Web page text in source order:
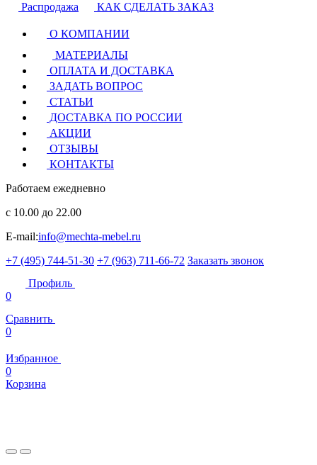
Распродажа КАК СДЕЛАТЬ ЗАКАЗ
О КОМПАНИИ
МАТЕРИАЛЫ
ОПЛАТА И ДОСТАВКА
ЗАДАТЬ ВОПРОС
СТАТЬИ
ДОСТАВКА ПО РОССИИ
АКЦИИ
ОТЗЫВЫ
КОНТАКТЫ
Работаем ежедневно
с 10.00 до 22.00
E-mail:info@mechta-mebel.ru
+7 (495) 744-51-30 +7 (963) 711-66-72 Заказать звонок
Профиль
0
Сравнить
0
Избранное
0
Корзина